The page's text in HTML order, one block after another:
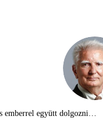
emberrel együtt dolgozni…